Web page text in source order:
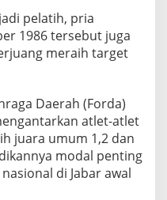
pelatih, pria
1986 tersebut juga
meraih target
Daerah (Forda)
atlet-atlet
juara umum 1,2 dan
modal penting
di Jabar awal